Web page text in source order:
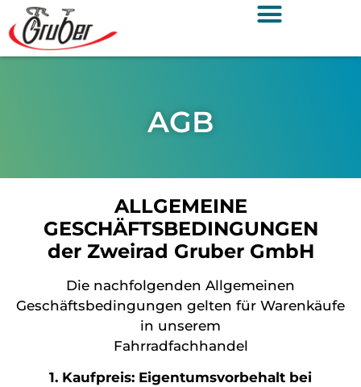
AGB
ALLGEMEINE
GESCHÄFTSBEDINGUNGEN
der Zweirad Gruber GmbH
Die nachfolgenden Allgemeinen
Geschäftsbedingungen gelten für Warenkäufe
in unserem
Fahrradfachhandel
1. Kaufpreis: Eigentumsvorbehalt bei